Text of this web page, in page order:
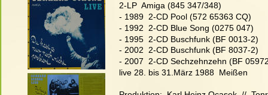
2-LP  Amiga (845 347/348)
- 1989  2-CD Pool (572 65363 CQ)
- 1992  2-CD Blue Song (0275 047)
- 1995  2-CD Buschfunk (BF 0013-2)
- 2002  2-CD Buschfunk (BF 8037-2)
- 2007  2-CD Sechzehnzehn (BF
live 28. bis 31.März 1988  Meißen